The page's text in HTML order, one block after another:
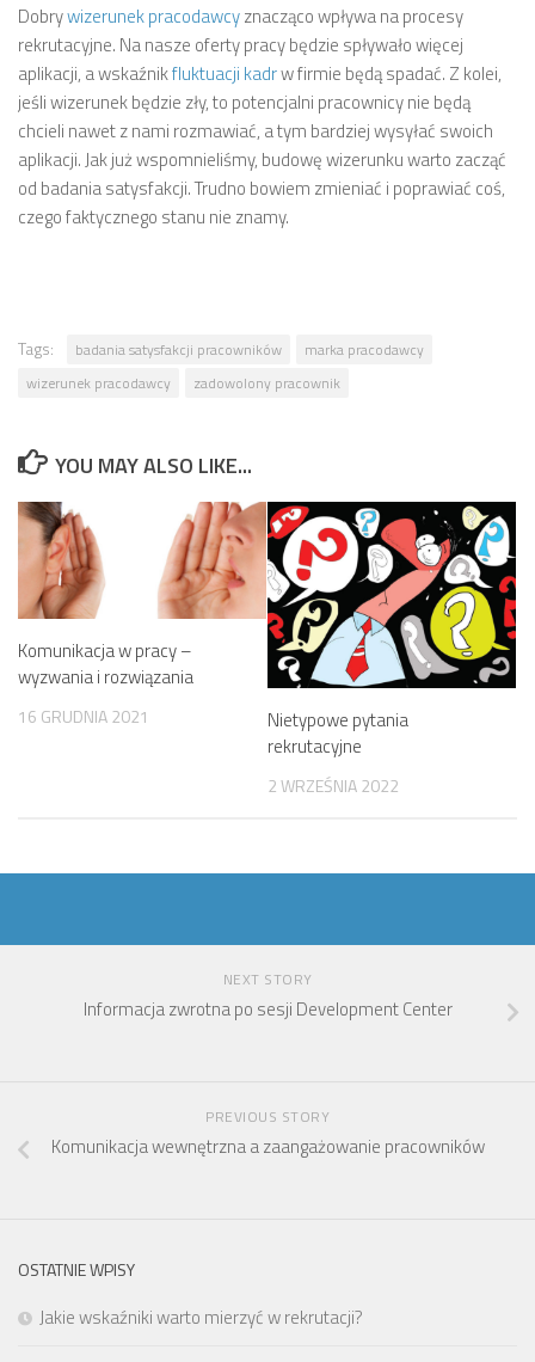
Dobrywizerunek pracodawcyznacząco wpływa na procesy
rekrutacyjne. Na nasze oferty pracy będzie spływało więcej
aplikacji, a wskaźnikfluktuacji kadrw firmie będą spadać. Z kolei,
jeśli wizerunek będzie zły, to potencjalni pracownicy nie będą
chcieli nawet z nami rozmawiać, a tym bardziej wysyłać swoich
aplikacji. Jak już wspomnieliśmy, budowę wizerunku warto zacząć
od badania satysfakcji. Trudno bowiem zmieniać i poprawiać coś,
czego faktycznego stanu nie znamy.
Tags: badania satysfakcji pracowników
marka pracodawcy
wizerunek pracodawcy
zadowolony pracownik
YOU MAY ALSO LIKE...
Komunikacja w pracy –
wyzwania i rozwiązania
16 GRUDNIA 2021
Nietypowe pytania
rekrutacyjne
2 WRZEŚNIA 2022
NEXT STORY
Informacja zwrotna po sesji Development Center
PREVIOUS STORY
Komunikacja wewnętrzna a zaangażowanie pracowników
OSTATNIE WPISY
Jakie wskaźniki warto mierzyć w rekrutacji?